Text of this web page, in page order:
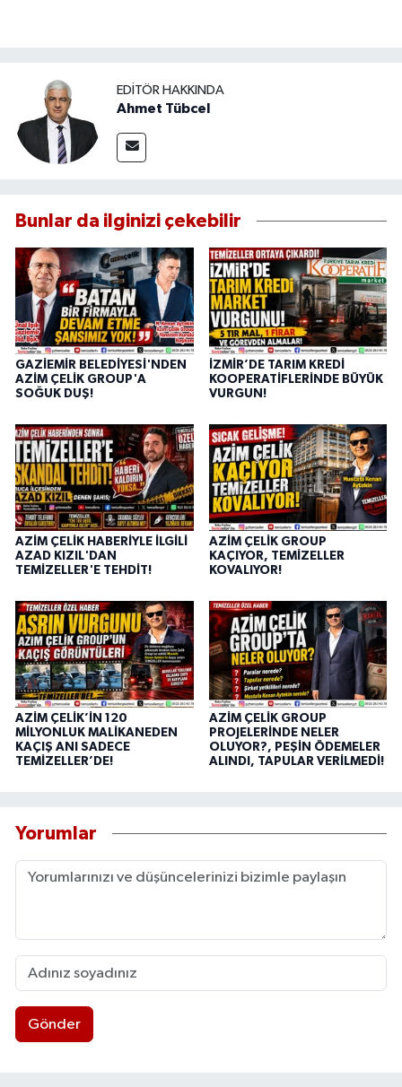
EDITÖR HAKKINDA
Ahmet Tübcel
Bunlar da ilginizi çekebilir
GAZİEMİR BELEDİYESİ'NDEN
AZİM ÇELİK GROUP'A
SOĞUK DUŞ!
İZMİR’DE TARIM KREDİ
KOOPERATİFLERİNDE BÜYÜK
VURGUN!
AZİM ÇELİK HABERİYLE İLGİLİ
AZAD KIZIL'DAN
TEMİZELLER'E TEHDİT!
AZİM ÇELİK GROUP
KAÇIYOR, TEMİZELLER
KOVALIYOR!
AZİM ÇELİK’İN 120
MİLYONLUK MALİKANEDEN
KAÇIŞ ANI SADECE
TEMİZELLER’DE!
AZİM ÇELİK GROUP
PROJELERİNDE NELER
OLUYOR?, PEŞİN ÖDEMELER
ALINDI, TAPULAR VERİLMEDİ!
Yorumlar
Gönder